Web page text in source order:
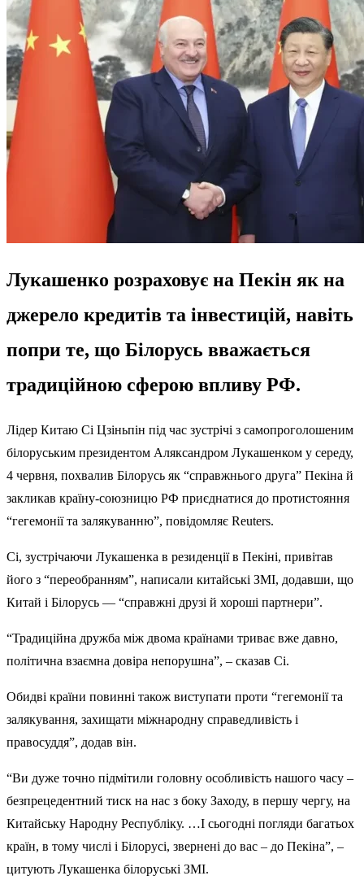
Лукашенко розраховує на Пекін як на
джерело кредитів та інвестицій, навіть
попри те, що Білорусь вважається
традиційною сферою впливу РФ.
Лідер Китаю Сі Цзіньпін під час зустрічі з самопроголошеним
білоруським президентом Аляксандром Лукашенком у середу,
4 червня, похвалив Білорусь як “справжнього друга” Пекіна й
закликав країну-союзницю РФ приєднатися до протистояння
“гегемонії та залякуванню”, повідомляє Reuters.
Сі, зустрічаючи Лукашенка в резиденції в Пекіні, привітав
його з “переобранням”, написали китайські ЗМІ, додавши, що
Китай і Білорусь — “справжні друзі й хороші партнери”.
“Традиційна дружба між двома країнами триває вже давно,
політична взаємна довіра непорушна”, – сказав Сі.
Обидві країни повинні також виступати проти “гегемонії та
залякування, захищати міжнародну справедливість і
правосуддя”, додав він.
“Ви дуже точно підмітили головну особливість нашого часу –
безпрецедентний тиск на нас з боку Заходу, в першу чергу, на
Китайську Народну Республіку. …І сьогодні погляди багатьох
країн, в тому числі і Білорусі, звернені до вас – до Пекіна”, –
цитують Лукашенка білоруські ЗМІ.